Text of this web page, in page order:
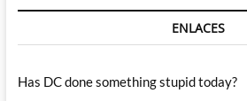
ENLACES
Has DC done something stupid today?